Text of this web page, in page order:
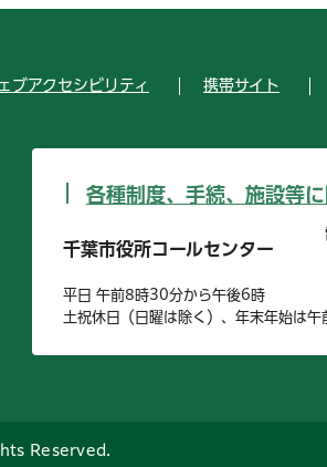
ブアクセシビリティ 携帯サイト
各種制度、手続、施設等
千葉市役所コールセンター
平日 午前8時30分から午後6時
土祝休日（日曜は除く）、年末年始は
Reserved.